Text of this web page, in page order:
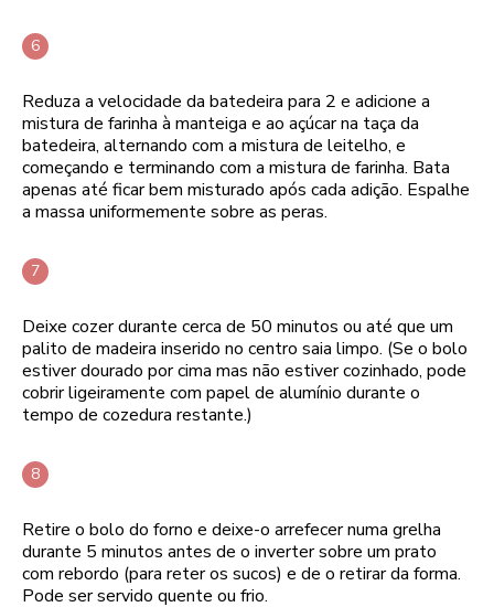
Reduza a velocidade da batedeira para 2 e adicione a
mistura de farinha à manteiga e ao açúcar na taça da
batedeira, alternando com a mistura de leitelho, e
começando e terminando com a mistura de farinha. Bata
apenas até ficar bem misturado após cada adição. Espalhe
a massa uniformemente sobre as peras.
Deixe cozer durante cerca de 50 minutos ou até que um
palito de madeira inserido no centro saia limpo. (Se o bolo
estiver dourado por cima mas não estiver cozinhado, pode
cobrir ligeiramente com papel de alumínio durante o
tempo de cozedura restante.)
Retire o bolo do forno e deixe-o arrefecer numa grelha
durante 5 minutos antes de o inverter sobre um prato
com rebordo (para reter os sucos) e de o retirar da forma.
Pode ser servido quente ou frio.